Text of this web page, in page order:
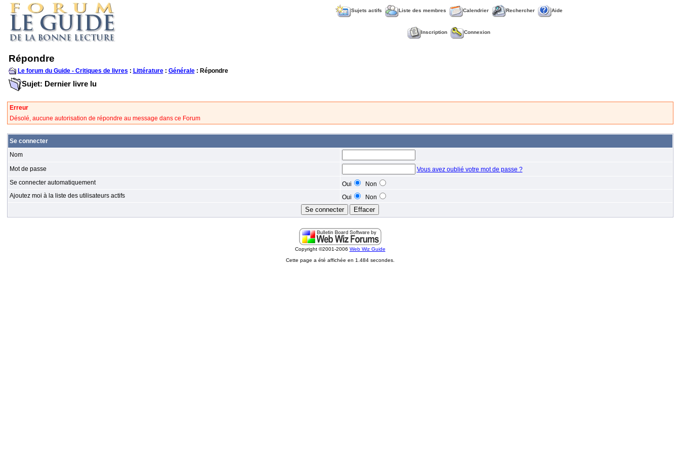
Sujets actifs Liste des membres Calendrier Rechercher Aide
Inscription Connexion
Répondre
Le forum du Guide - Critiques de livres : Littérature: Générale: Répondre
Sujet: Dernier livre lu
Erreur
Désolé, aucune autorisation de répondre au message dans ce Forum
Se connecter
Nom
Mot de passe
Vous avez oublié votre mot de passe ?
Se connecter automatiquement
Oui
Non
Ajoutez moi à la liste des utilisateurs actifs
Oui Non
Copyright ©2001-2006 Web Wiz Guide
Cette page a été affichée en 1.484 secondes.